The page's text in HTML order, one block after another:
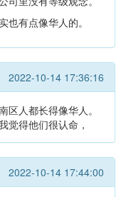
也有点像华人的。
2022-10-14 17:36:16
人都长得像华人。
觉得他们很认命，
2022-10-14 17:44:00